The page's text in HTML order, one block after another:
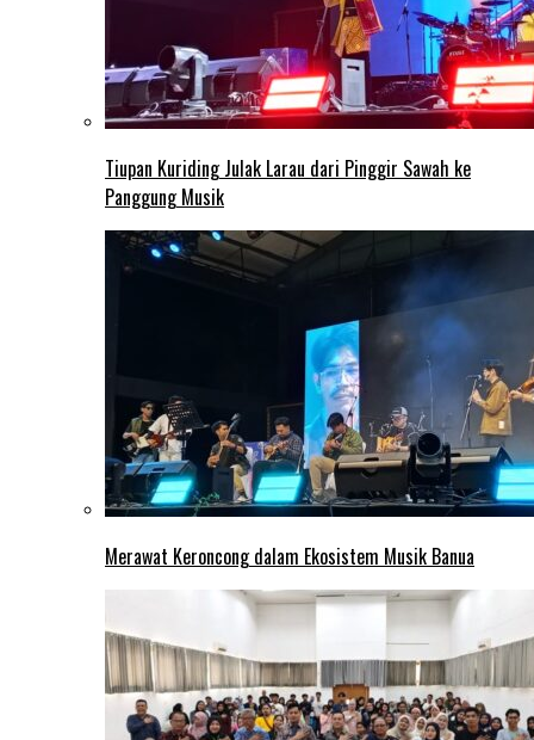
Tiupan Kuriding Julak Larau dari Pinggir Sawah ke
Panggung Musik
Merawat Keroncong dalam Ekosistem Musik Banua